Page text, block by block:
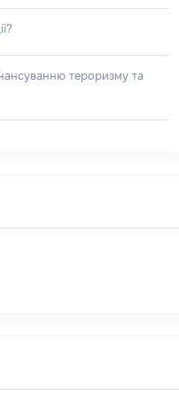
тероризму та